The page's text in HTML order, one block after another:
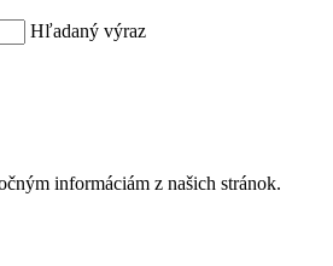
Hľadaný výraz
informáciám z našich stránok.